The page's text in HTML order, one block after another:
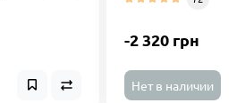
-2 320 грн
Нет в наличии